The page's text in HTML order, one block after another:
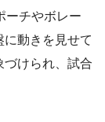
ーチやボレー
動きを見せて
づけられ、試合